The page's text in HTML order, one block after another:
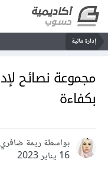
إدارة مالية
مجموعة نصائح
بكفاءة
بواسطة ريمة ضافري
16 يناير 2023